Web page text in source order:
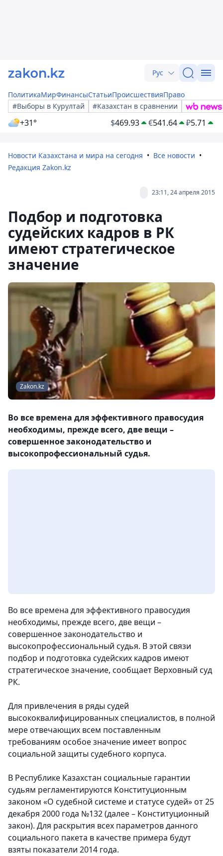
Рус
ПолитикаМирФинансыСтатьиПроисшествияПраво
#Выборы в Курултай
#Казахстан в сравнении
+31° $469.93 €541.64 ₽5.71
Новости Казахстана и мира на сегодня
Все новости
Редакция Zakon.kz
23:11, 24 апреля 2015
Подбор и подготовка
судейских кадров в РК
имеют стратегическое
значение
Zakon.kz
Во все времена для эффективного правосудия
необходимы, прежде всего, две вещи –
совершенное законодательство и
высокопрофессиональный судья.
Во все времена для эффективного правосудия
необходимы, прежде всего, две вещи –
совершенное законодательство и
высокопрофессиональный судья. В этой связи
подбор и подготовка судейских кадров имеют
стратегическое значение, сообщает Верховный суд
РК.
Для привлечения в ряды судей
высококвалифицированных специалистов, в полной
мере отвечающих всем поставленным
требованиям особое значение имеет вопрос
социальной защиты судебного корпуса.
В Республике Казахстан социальные гарантии
судьям регламентируются Конституционным
законом «О судебной системе и статусе судей» от 25
декабря 2000 года №132 (далее – Конституционный
закон). Для раскрытия всех параметров данного
социального пакета в качестве примера будут
взяты показатели 2014 года.